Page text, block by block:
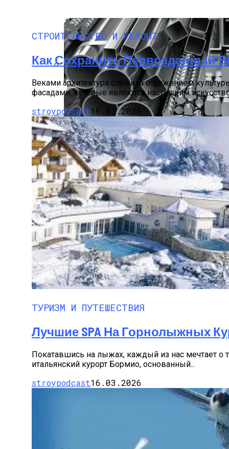
Один День В Москве
Монтаж Фасада С Вентиляцией И
Лист Сталь 40Х: Особенности И
СТРОИТЕЛЬСТВО И РЕМОНТ
Как Сохранить Первозданный
Веками архитектура служила отражением
фасадами, которые являются настоящим
stroypodcast16.03.2026
ТУРИЗМ И ПУТЕШЕСТВИЯ
Лучшие SPA На Горнолыжных
Покатавшись на лыжах, каждый из нас мечтает о
итальянский курорт Бормио, основанный...
stroypodcast16.03.2026